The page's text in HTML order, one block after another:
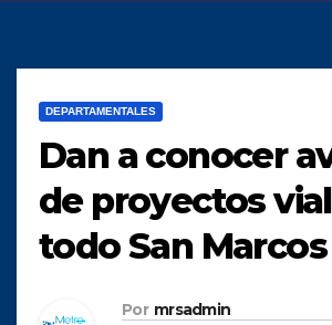
DEPARTAMENTALES
Dan a conocer
de proyectos
todo San Marcos
Por mrsadmin